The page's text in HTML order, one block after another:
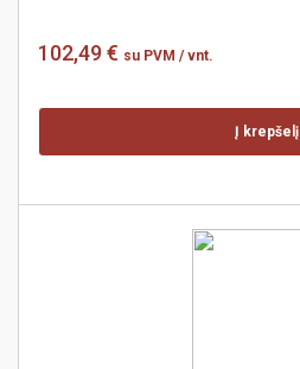
102,49 € su PVM / vnt.
Į krepšelį